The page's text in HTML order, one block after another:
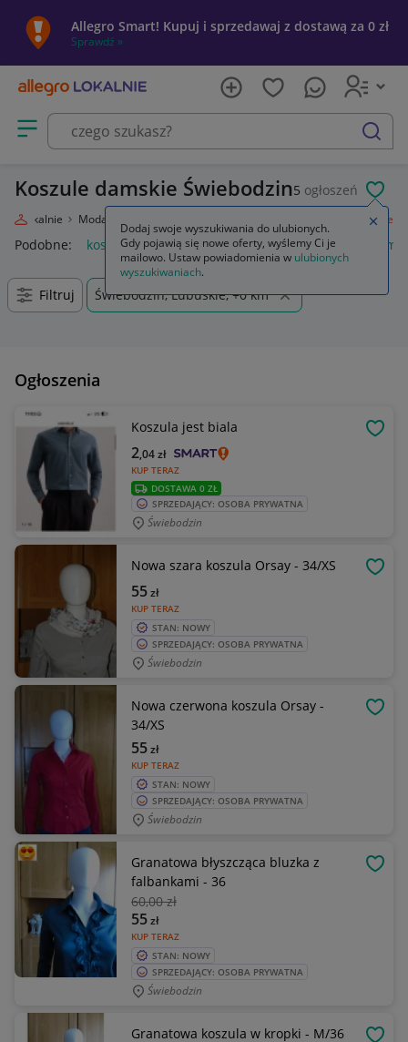
Allegro Smart! Kupuj i sprzedawaj z dostawą za 0 zł
Sprawdź »
Otwórz menu z kategoriami
szukaj
Koszule damskie Świebodzin5 ogłoszeń
Lokalnie Moda Koszule
Podobne: koszule anda47 koszule poporodowe koszule
Filtruj Świebodzin, Lubuskie, +0 km
Ogłoszenia
Koszula jest biala
KUP TERAZ
2,04zł
DOSTAWA 0 ZŁ
SPRZEDAJĄCY: OSOBA PRYWATNA
Świebodzin
Nowa szara koszula Orsay - 34/XS
KUP TERAZ
55zł
STAN: NOWY
SPRZEDAJĄCY: OSOBA PRYWATNA
Świebodzin
Nowa czerwona koszula Orsay -
34/XS
KUP TERAZ
55zł
STAN: NOWY
SPRZEDAJĄCY: OSOBA PRYWATNA
Świebodzin
Granatowa błyszcząca bluzka z
falbankami - 36
60,00 zł
KUP TERAZ
55zł
STAN: NOWY
SPRZEDAJĄCY: OSOBA PRYWATNA
Świebodzin
Granatowa koszula w kropki - M/36
Dodaj swoje wyszukiwania do ulubionych.
Gdy pojawią się nowe oferty, wyślemy Ci je
mailowo. Ustaw powiadomienia w ulubionych
wyszukiwaniach.